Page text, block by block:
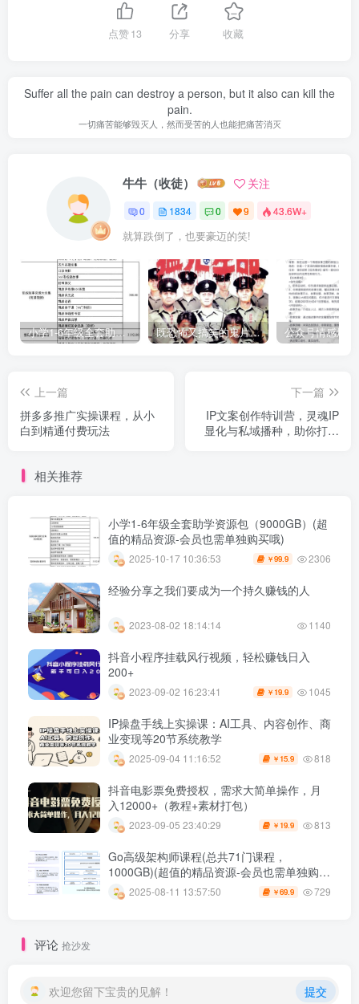
点赞13 分享 收藏
Suffer all the pain can destroy a person, but it also can kill the
pain.
一切痛苦能够毁灭人，然而受苦的人也能把痛苦消灭
牛牛（收徒） 关注
0 1834 0 9 43.6W+
就算跌倒了，也要豪迈的笑!
小学1-6年级全套助学资源包（9000GB）(超值的精品资源-会员也需单独购买哦) 既恐怖又搞笑的鬼片（10部猛鬼恐怖片都是喜剧片）
上一篇
拼多多推广实操课程，从小
白到精通付费玩法
下一篇
IP文案创作特训营，灵魂IP
显化与私域播种，助你打造
相关推荐
小学1-6年级全套助学资源包（9000GB）(超
值的精品资源-会员也需单独购买哦)
2025-10-17 10:36:53 ￥99.9 2306
经验分享之我们要成为一个持久赚钱的人
2023-08-02 18:14:14 1140
抖音小程序挂载风行视频，轻松赚钱日入
200+
2023-09-02 16:23:41 ￥ 19.9 1045
IP操盘手线上实操课：AI工具、内容创作、商
业变现等20节系统教学
2025-09-04 11:16:52 ￥ 15.9 818
抖音电影票免费授权，需求大简单操作，月
入12000+（教程+素材打包）
2023-09-05 23:40:29 ￥ 19.9 813
Go高级架构师课程(总共71门课程，
1000GB)(超值的精品资源-会员也需单独购买
哦)
2025-08-11 13:57:50 ￥69.9 729
评论 抢沙发
欢迎您留下宝贵的见解！ 提交